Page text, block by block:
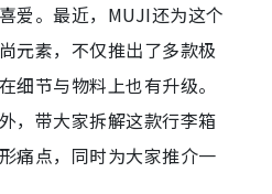
爱。最近，MUJI还为这个
元素，不仅推出了多款极
细节与物料上也有升级。
，带大家拆解这款行李箱
痛点，同时为大家推介一